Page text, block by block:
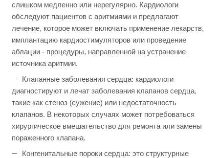
слишком медленно или нерегулярно. Кардиологи
обследуют пациентов с аритмиями и предлагают
лечение, которое может включать применение лекарств,
имплантацию кардиостимуляторов или проведение
аблации - процедуры, направленной на устранение
источника аритмии.
Клапанные заболевания сердца: кардиологи
диагностируют и лечат заболевания клапанов сердца,
такие как стеноз (сужение) или недостаточность
клапанов. В некоторых случаях может потребоваться
хирургическое вмешательство для ремонта или замены
пораженного клапана.
Конгенитальные пороки сердца: это структурные